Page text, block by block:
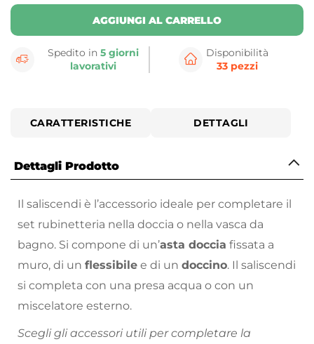
AGGIUNGI AL CARRELLO
Spedito in5 giorni
lavorativi
Disponibilità
33 pezzi
CARATTERISTICHE DETTAGLI
Dettagli Prodotto
Il saliscendi è l’accessorio ideale per completare il
set rubinetteria nella doccia o nella vasca da
bagno. Si compone di un’asta doccia fissata a
muro, di un flessibile e di un doccino. Il saliscendi
si completa con una presa acqua o con un
miscelatore esterno.
Scegli gli accessori utili per completare la